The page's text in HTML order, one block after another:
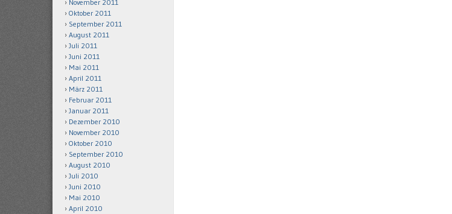
November 2011
Oktober 2011
September 2011
August 2011
Juli 2011
Juni 2011
Mai 2011
April 2011
März 2011
Februar 2011
Januar 2011
Dezember 2010
November 2010
Oktober 2010
September 2010
August 2010
Juli 2010
Juni 2010
Mai 2010
April 2010